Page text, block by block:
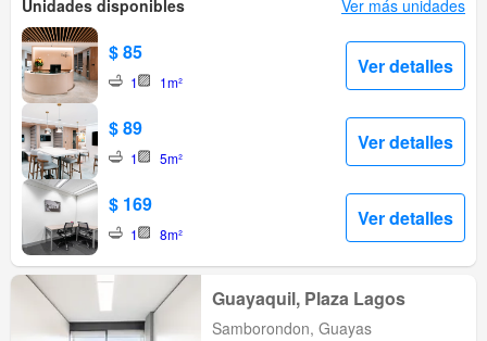
Unidades disponibles Ver más unidades
$ 85
1 1m²
Ver detalles
$ 89
1 5m²
Ver detalles
$ 169
1 8m²
Ver detalles
Guayaquil, Plaza Lagos
Samborondon, Guayas